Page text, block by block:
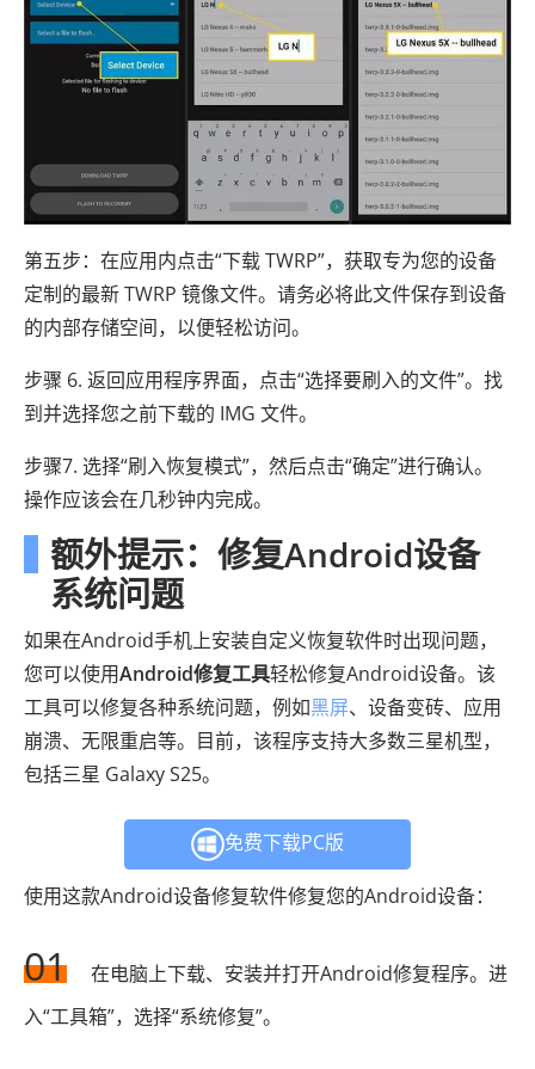
第五步：在应用内点击“下载 TWRP”，获取专为您的设备
定制的最新 TWRP 镜像文件。请务必将此文件保存到设备
的内部存储空间，以便轻松访问。
步骤 6. 返回应用程序界面，点击“选择要刷入的文件”。找
到并选择您之前下载的 IMG 文件。
步骤7. 选择“刷入恢复模式”，然后点击“确定”进行确认。
操作应该会在几秒钟内完成。
额外提示：修复Android设备
系统问题
如果在Android手机上安装自定义恢复软件时出现问题，
您可以使用Android修复工具轻松修复Android设备。该
工具可以修复各种系统问题，例如黑屏、设备变砖、应用
崩溃、无限重启等。目前，该程序支持大多数三星机型，
包括三星 Galaxy S25。
免费下载PC版
使用这款Android设备修复软件修复您的Android设备：
01
在电脑上下载、安装并打开Android修复程序。进
入“工具箱”，选择“系统修复”。